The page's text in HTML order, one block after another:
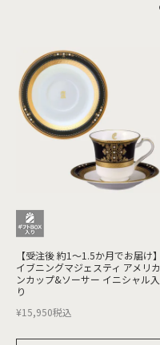
【受注後 約1～1.5か月でお届け】
イブニングマジェスティ アメリカ
ンカップ&ソーサー イニシャル入
り
¥15,950税込